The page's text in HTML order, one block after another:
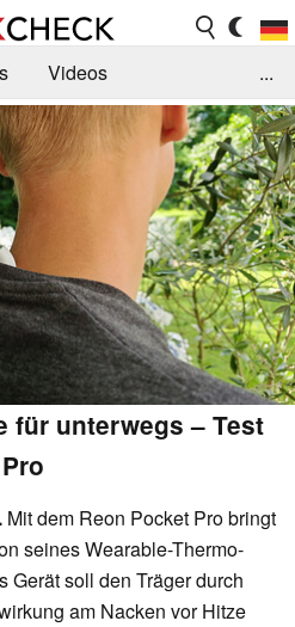
Videos
Tests
Suche
...
für unterwegs – Test
Mit dem Reon Pocket Pro bringt
seines Wearable-Thermo-
Gerät soll den Träger durch
am Nacken vor Hitze